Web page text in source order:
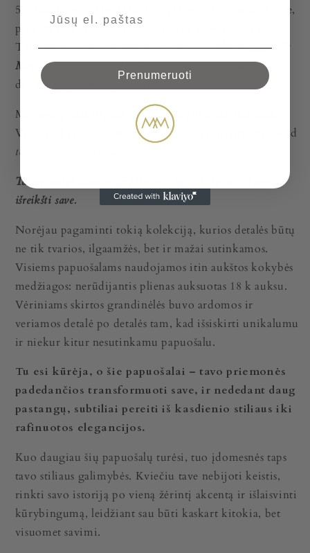
50 rudens atspalvių dažnai verčia moteris pamiršti save,
prarasti ryšį su savo unikalumu ir asmeniniu stiliumi.
Tai būtent tai atvedė mane prie idėjos sukurti„Mix &
Match“kolekciją – papuošalus, kurie atspindi
daugialypę moters prigimtį.
Mes
neapsiribojame vienu įvaizdžiu ar stiliumi.
Visi kolekcijoje esantys papuošalai yra sukurti taip, kad
tobulai derėtų tarpusavyje.
Tai ne taisyklėmis apibrėžtas stilius, o kūrybiška laisvė
išreikšti save.
Norėjau pagaminti tokią kolekciją, kurios detalės būtų
ne tik tvarios, ilgaamžės, bet ir mažai sutinkamos.
Visiems papuošalams naudojamos itin aukštos kokybės
medžiagos: nerūdijantis plienas auksuotas 18 k auksu.
Vėriniams skirtos grandinėlės buvo ardomos ir
veriamos detalė po detalės tam, kad išsiskirti unikalumu
ir niekur kitur nesutinkamu papuošalu.
Tu esi kūrėja, o šie papuošalai – tavo priemonės
padedančios transformuoti save, ir nededant daug
pastangų, subtiliai pereiti iš kasdienio stiliaus iki
rafinuotos elegancijos.
Kuo daugiau šių papuošalų turėsi, tuo įdomesnės taps
tavo stiliaus galimybės. Kviečiu tave nebijoti keistis,
rinkti savo istoriją po vieną žėrintį akcentą ir išlaisvinti
kūrybingumą, leidžiant sau būti kaskart kitokia, bet
visuomet savimi.
Prenumeruoti